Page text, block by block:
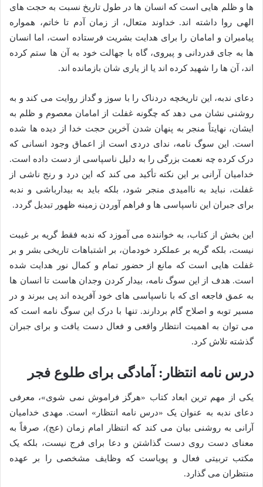
ها و ظلم هایی است که انسان ها در طول تاریخ نسبت به حجت های
الهی روا داشته اند. خداوند متعال، از زمان آدم تا خاتم، همواره
پیامبران و امامان را برای هدایت بشریت فرستاده است، اما انسان
ها به جای قدردانی و پیروی، گاه با جهالت خود به آن ها ستم کرده
اند، آن ها را شهید کرده اند یا از یاری شان بازمانده اند.
دعای ندبه، این تاریخچه دردناک را با سوز و گداز روایت می کند و به
روشنی نشان می دهد که چگونه غفلت از امامان معصوم و ظلم به
ایشان، نهایتاً منجر به پنهان شدن آخرین حجت خدا از دیده ها شده
است. این سوگ نامه، ندای دردی است از اعماق وجود انسانی که
درک کرده چه نعمت بزرگی را به دلیل ناسپاسی از دست داده است.
خدامیان آرانی بر این نکته تأکید می کند که این درد و رنج ناشی از
غفلت، نباید به ناامیدی منجر شود، بلکه باید به بیدارباشی و ندبه
برای جبران این ناسپاسی ها و فراهم آوردن زمینه ظهور تبدیل گردد.
این بخش از کتاب، به خواننده می آموزد که ندبه فقط گریه بر غیبت
نیست، بلکه گریه بر عملکرد خودمان، بر اشتباهات تاریخی بشر و بر
غفلت هایی است که مانع از حضور تمام و کمال نور هدایت شده
است. هدف از این سوگ نامه، بیدار کردن وجدان هاست تا انسان ها
به عمق فاجعه ای که با ناسپاسی های خود آفریده اند پی ببرند و در
مسیر توبه و اصلاح گام بردارند. تنها با درک این سوگ نامه است که
می توان به اهمیت انتظار واقعی و فعال دست یافت و برای جبران
گذشته تلاش کرد.
درس نامه انتظار: آمادگی برای طلوع فجر
یکی از مهم ترین ابعاد کتاب «هرگز فراموش نمی شوی»، معرفی
دعای ندبه به عنوان یک «درس نامه انتظار» است. مهدی خدامیان
آرانی به روشنی بیان می کند که انتظار امام زمان (عج)، صرفاً به
معنای دست روی دست گذاشتن و دعا برای فرج نیست، بلکه یک
مکتب تربیتی فعال و پویاست که وظایف مشخصی را بر عهده
منتظران می گذارد.